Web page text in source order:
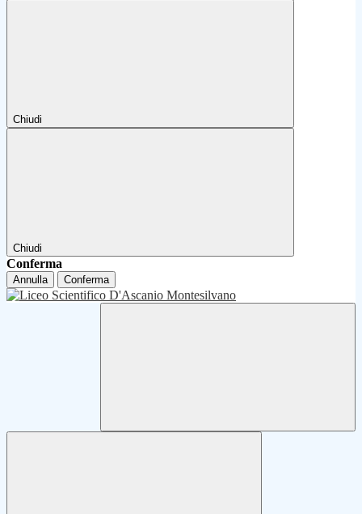
Chiudi
Chiudi
Conferma
Annulla Conferma